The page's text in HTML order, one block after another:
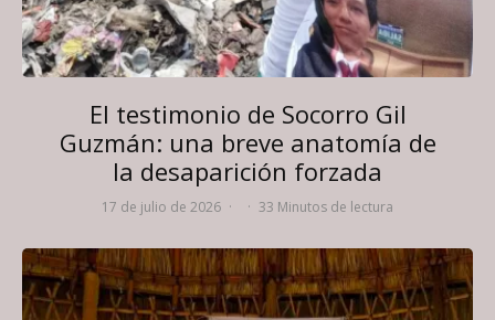
El testimonio de Socorro Gil
Guzmán: una breve anatomía de
la desaparición forzada
17 de julio de 2026 · · 33 Minutos de lectura